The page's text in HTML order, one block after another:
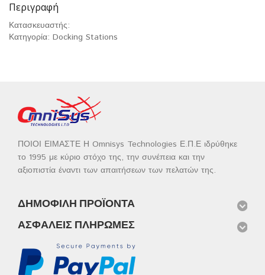
Περιγραφή
Κατασκευαστής:
Κατηγορία: Docking Stations
ΠΟΙΟΙ ΕΙΜΑΣΤΕ Η Omnisys Technologies Ε.Π.Ε ιδρύθηκε
το 1995 με κύριο στόχο της, την συνέπεια και την
αξιοπιστία έναντι των απαιτήσεων των πελατών της.
ΔΗΜΟΦΙΛΉ ΠΡΟΪΌΝΤΑ
ΑΣΦΑΛΕΊΣ ΠΛΗΡΩΜΈΣ